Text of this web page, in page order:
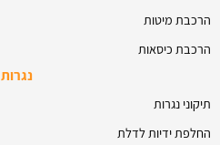
הרכבת מיטות
הרכבת כיסאות
נגרות
תיקוני נגרות
החלפת ידיות לדלת